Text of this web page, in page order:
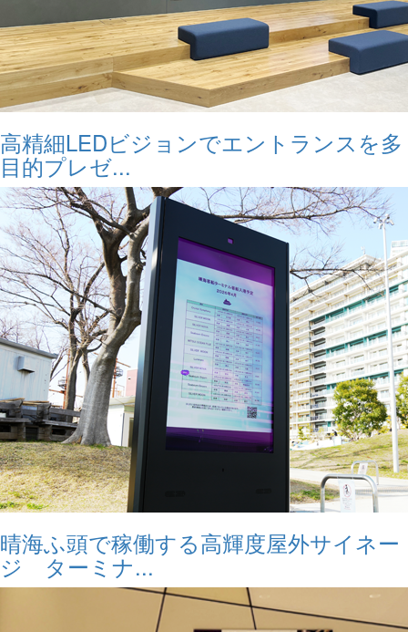
高精細LEDビジョンでエントランスを多
目的プレゼ...
晴海ふ頭で稼働する高輝度屋外サイネー
ジ ターミナ...